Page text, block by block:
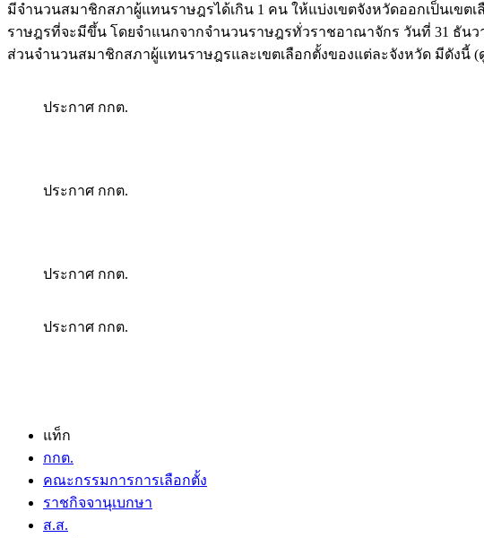
มีจำนวนสมาชิกสภาผู้แทนราษฎรได้เกิน 1 คน ให้แบ่งเขตจังหวัดออกเป็นเข
ราษฎรที่จะมีขึ้น โดยจำแนกจากจำนวนราษฎรทั่วราชอาณาจักร วันที่ 31 ธัน
ส่วนจำนวนสมาชิกสภาผู้แทนราษฎรและเขตเลือกตั้งของแต่ละจังหวัด มีดังนี้
ประกาศ กกต.
ประกาศ กกต.
ประกาศ กกต.
ประกาศ กกต.
แท็ก
กกต.
คณะกรรมการการเลือกตั้ง
ราชกิจจานุเบกษา
ส.ส.